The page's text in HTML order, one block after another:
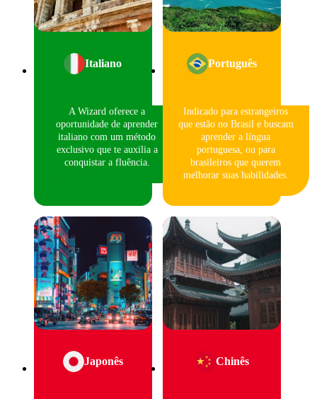
Italiano
A Wizard oferece a
oportunidade de aprender
italiano com um método
exclusivo que te auxilia a
conquistar a fluência.
Português
Indicado para estrangeiros
que estão no Brasil e buscam
aprender a língua
portuguesa, ou para
brasileiros que querem
melhorar suas habilidades.
Japonês Chinês